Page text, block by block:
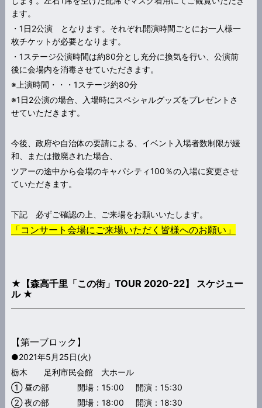
ます。
・1日2公演 となります。それぞれ開演時間ごとにお一人様一
枚チケットが必要となります。
・1ステージ公演時間は約80分とし充分に換気を行い、公演前
後に会場内を消毒させていただきます。
※上演時間・・・1ステージ約80分
※1日2公演の場合、入場時にスペシャルグッズをプレゼントさ
せていただきます。
今後、政府や自治体の要請による、イベント入場者数制限が緩
和、または撤廃された場合、
ツアーの途中から会場のキャパシティ100％の入場に変更させ
ていただきます。
下記 必ずご確認の上、ご来場をお願いいたします。
「コンサート会場にご来場いただく皆様へのお願い」
★【森高千里「この街」TOUR 2020-22】 スケジュー
ル ★
【第一ブロック】
●2021年5月25日(火)
栃木 足利市民会館 大ホール
① 昼の部 開場：15:00 開演：15:30
② 夜の部 開場：18:00 開演：18:30